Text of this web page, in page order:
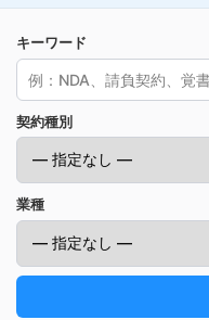
キーワード
契約種別
業種